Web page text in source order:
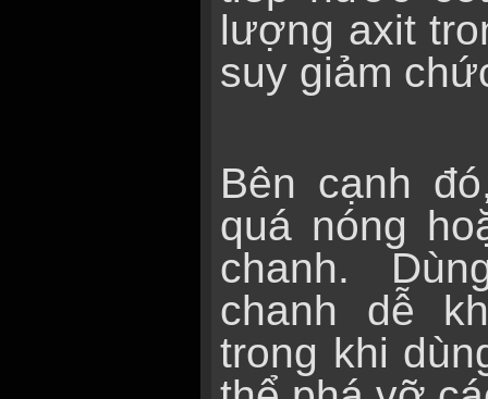
lượng axit
suy giảm
Bên cạnh
quá nóng
chanh.
chanh dễ
trong khi